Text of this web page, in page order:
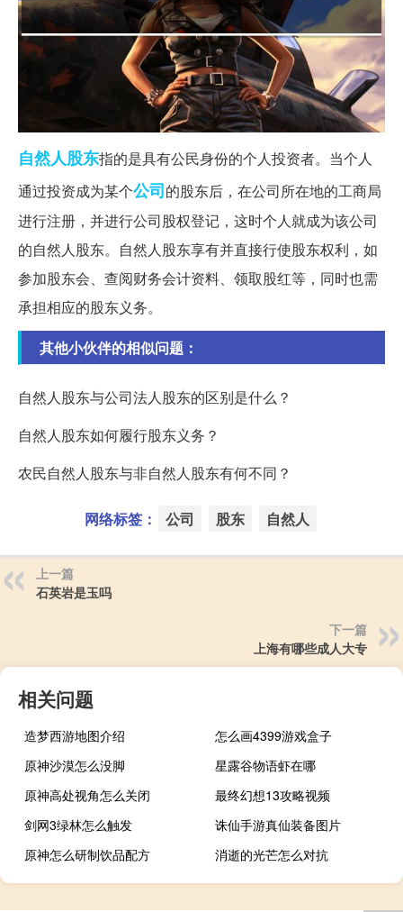
自然人股东指的是具有公民身份的个人投资者。当个人
通过投资成为某个公司的股东后，在公司所在地的工商局
进行注册，并进行公司股权登记，这时个人就成为该公司
的自然人股东。自然人股东享有并直接行使股东权利，如
参加股东会、查阅财务会计资料、领取股红等，同时也需
承担相应的股东义务。
其他小伙伴的相似问题：
自然人股东与公司法人股东的区别是什么？
自然人股东如何履行股东义务？
农民自然人股东与非自然人股东有何不同？
网络标签： 公司 股东 自然人
上一篇
石英岩是玉吗
下一篇
上海有哪些成人大专
相关问题
造梦西游地图介绍
怎么画4399游戏盒子
原神沙漠怎么没脚
星露谷物语虾在哪
原神高处视角怎么关闭
最终幻想13攻略视频
剑网3绿林怎么触发
诛仙手游真仙装备图片
原神怎么研制饮品配方
消逝的光芒怎么对抗